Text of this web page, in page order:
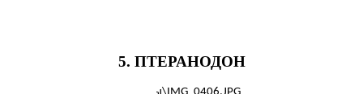
5. ПТЕРАНОДОН